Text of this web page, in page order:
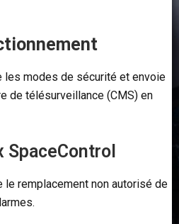
les modes de sécurité et envoie
de télésurveillance (CMS) en
SpaceControl
le remplacement non autorisé de